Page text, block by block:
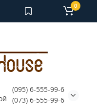
(095) 6-555-99-6
(073) 6-555-99-6
0